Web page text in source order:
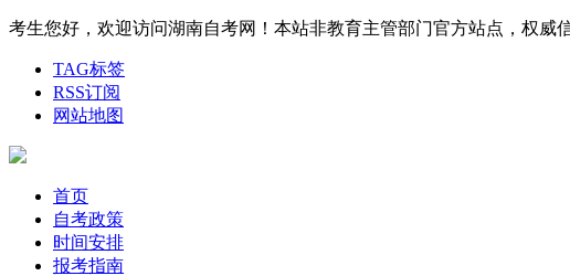
考生您好，欢迎访问湖南自考网！本站非教育主管部门官方站点，权威
TAG标签
RSS订阅
网站地图
首页
自考政策
时间安排
报考指南